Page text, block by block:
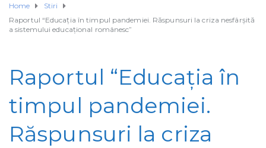
Home
Stiri
Raportul “Educația în timpul pandemiei. Răspunsuri la criza nesfârșită
a sistemului educațional românesc”
Raportul “Educația în
timpul pandemiei.
Răspunsuri la criza